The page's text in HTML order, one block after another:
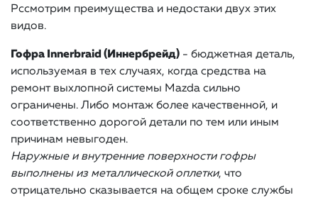
Рссмотрим преимущества и недостаки двух этих
видов.
Гофра Innerbraid (Иннербрейд) - бюджетная деталь,
используемая в тех случаях, когда средства на
ремонт выхлопной системы Mazda сильно
ограничены. Либо монтаж более качественной, и
соответственно дорогой детали по тем или иным
причинам невыгоден.
Наружные и внутренние поверхности гофры
выполнены из металлической оплетки, что
отрицательно сказывается на общем сроке службы